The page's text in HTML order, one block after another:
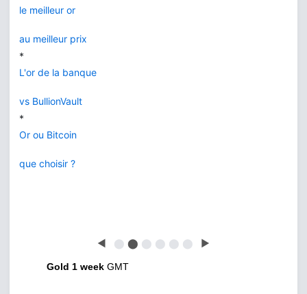
le meilleur or
au meilleur prix
*
L'or de la banque
vs BullionVault
*
Or ou Bitcoin
que choisir ?
◀ ⬤ ⬤ ⬤ ⬤ ⬤ ⬤ ▶
Gold 1 week GMT